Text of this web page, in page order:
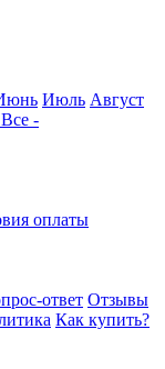
Июль Август
-
оплаты
ответ Отзывы
Как купить?